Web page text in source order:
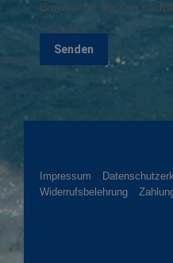
Browser für meinen
Impressum
Widerrufsbelehrung